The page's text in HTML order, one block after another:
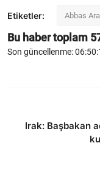
Etiketler: Abbas
Bu haber toplam
Son güncellenme:
Irak: Başbakan